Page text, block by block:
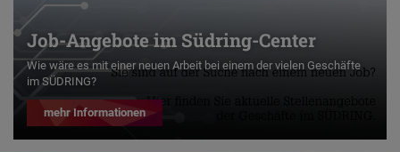
Job-Angebote im Südring-Center
Wie wäre es mit einer neuen Arbeit bei einem der vielen Geschäfte
im SÜDRING?
mehr Informationen